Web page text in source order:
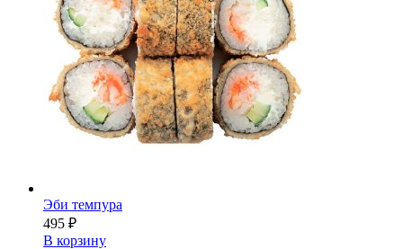
Эби темпура
495 ₽
В корзину